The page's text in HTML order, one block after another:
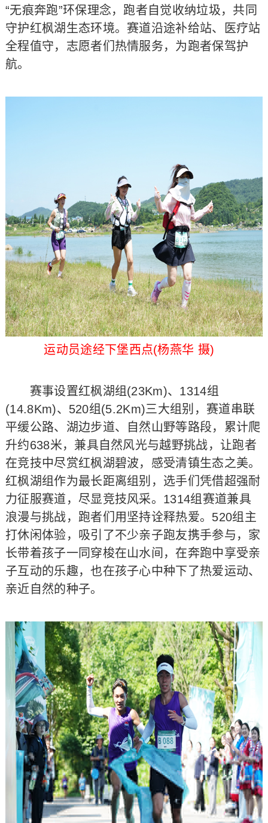
“无痕奔跑”环保理念，跑者自觉收纳垃圾，共同
守护红枫湖生态环境。赛道沿途补给站、医疗站
全程值守，志愿者们热情服务，为跑者保驾护
航。
运动员途经下堡西点(杨燕华 摄)
赛事设置红枫湖组(23Km)、1314组
(14.8Km)、520组(5.2Km)三大组别，赛道串联
平缓公路、湖边步道、自然山野等路段，累计爬
升约638米，兼具自然风光与越野挑战，让跑者
在竞技中尽赏红枫湖碧波，感受清镇生态之美。
红枫湖组作为最长距离组别，选手们凭借超强耐
力征服赛道，尽显竞技风采。1314组赛道兼具
浪漫与挑战，跑者们用坚持诠释热爱。520组主
打休闲体验，吸引了不少亲子跑友携手参与，家
长带着孩子一同穿梭在山水间，在奔跑中享受亲
子互动的乐趣，也在孩子心中种下了热爱运动、
亲近自然的种子。